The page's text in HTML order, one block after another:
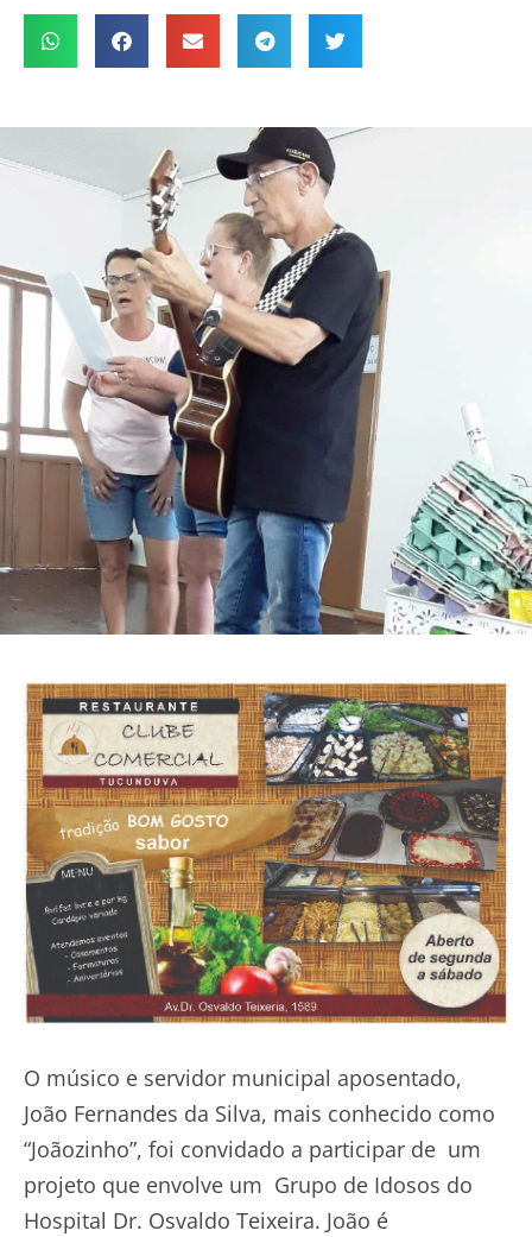
O músico e servidor municipal aposentado,
João Fernandes da Silva, mais conhecido como
“Joãozinho”, foi convidado a participar de um
projeto que envolve um Grupo de Idosos do
Hospital Dr. Osvaldo Teixeira. João é